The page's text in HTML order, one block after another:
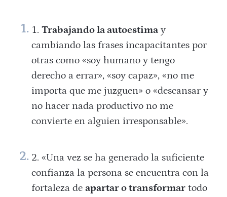
Trabajando la autoestimay
cambiando las frases incapacitantes por
otras como «soy humano y tengo
derecho a errar», «soy capaz», «no me
importa que me juzguen» o «descansar y
no hacer nada productivo no me
convierte en alguien irresponsable».
«Una vez se ha generado la suficiente
confianza la persona se encuentra con la
fortaleza de apartar o transformartodo